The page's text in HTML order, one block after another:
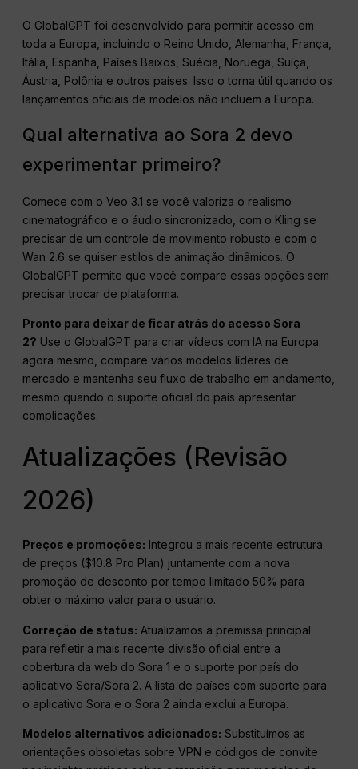
O GlobalGPT foi desenvolvido para permitir acesso em
toda a Europa, incluindo o Reino Unido, Alemanha, França,
Itália, Espanha, Países Baixos, Suécia, Noruega, Suíça,
Áustria, Polônia e outros países. Isso o torna útil quando os
lançamentos oficiais de modelos não incluem a Europa.
Qual alternativa ao Sora 2 devo
experimentar primeiro?
Comece com o Veo 3.1 se você valoriza o realismo
cinematográfico e o áudio sincronizado, com o Kling se
precisar de um controle de movimento robusto e com o
Wan 2.6 se quiser estilos de animação dinâmicos. O
GlobalGPT permite que você compare essas opções sem
precisar trocar de plataforma.
Pronto para deixar de ficar atrás do acesso Sora
2? Use o GlobalGPT para criar vídeos com IA na Europa
agora mesmo, compare vários modelos líderes de
mercado e mantenha seu fluxo de trabalho em andamento,
mesmo quando o suporte oficial do país apresentar
complicações.
Atualizações (Revisão
2026)
Preços e promoções: Integrou a mais recente estrutura
de preços ($10.8 Pro Plan) juntamente com a nova
promoção de desconto por tempo limitado 50% para
obter o máximo valor para o usuário.
Correção de status: Atualizamos a premissa principal
para refletir a mais recente divisão oficial entre a
cobertura da web do Sora 1 e o suporte por país do
aplicativo Sora/Sora 2. A lista de países com suporte para
o aplicativo Sora e o Sora 2 ainda exclui a Europa.
Modelos alternativos adicionados: Substituímos as
orientações obsoletas sobre VPN e códigos de convite